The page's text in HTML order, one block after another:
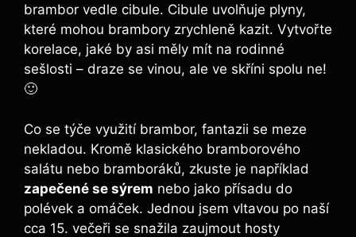
brambor vedle cibule. Cibule uvolňuje plyny,
které mohou brambory zrychleně kazit. Vytvořte
korelace, jaké by asi měly mít na rodinné
sešlosti – draze se vinou, ale ve skříni spolu ne!
🙂
Co se týče využití brambor, fantazii se meze
nekladou. Kromě klasického bramborového
salátu nebo bramboráků, zkuste je například
zapečené se sýrem nebo jako přísadu do
polévek a omáček. Jednou jsem vltavou po naší
cca 15. večeři se snažila zaujmout hosty